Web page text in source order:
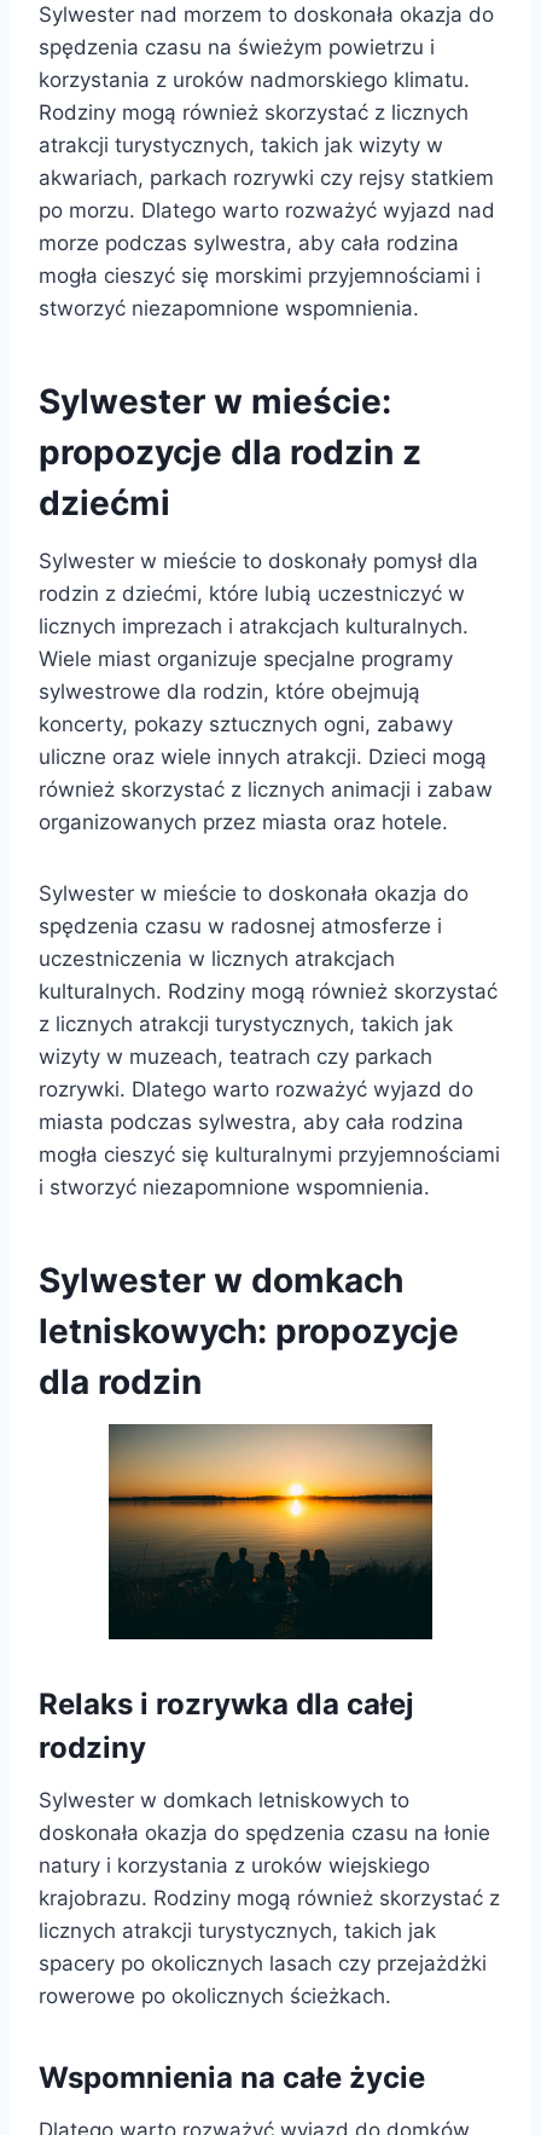
Sylwester nad morzem to doskonała okazja do
spędzenia czasu na świeżym powietrzu i
korzystania z uroków nadmorskiego klimatu.
Rodziny mogą również skorzystać z licznych
atrakcji turystycznych, takich jak wizyty w
akwariach, parkach rozrywki czy rejsy statkiem
po morzu. Dlatego warto rozważyć wyjazd nad
morze podczas sylwestra, aby cała rodzina
mogła cieszyć się morskimi przyjemnościami i
stworzyć niezapomnione wspomnienia.
Sylwester w mieście:
propozycje dla rodzin z
dziećmi
Sylwester w mieście to doskonały pomysł dla
rodzin z dziećmi, które lubią uczestniczyć w
licznych imprezach i atrakcjach kulturalnych.
Wiele miast organizuje specjalne programy
sylwestrowe dla rodzin, które obejmują
koncerty, pokazy sztucznych ogni, zabawy
uliczne oraz wiele innych atrakcji. Dzieci mogą
również skorzystać z licznych animacji i zabaw
organizowanych przez miasta oraz hotele.
Sylwester w mieście to doskonała okazja do
spędzenia czasu w radosnej atmosferze i
uczestniczenia w licznych atrakcjach
kulturalnych. Rodziny mogą również skorzystać
z licznych atrakcji turystycznych, takich jak
wizyty w muzeach, teatrach czy parkach
rozrywki. Dlatego warto rozważyć wyjazd do
miasta podczas sylwestra, aby cała rodzina
mogła cieszyć się kulturalnymi przyjemnościami
i stworzyć niezapomnione wspomnienia.
Sylwester w domkach
letniskowych: propozycje
dla rodzin
Relaks i rozrywka dla całej
rodziny
Sylwester w domkach letniskowych to
doskonała okazja do spędzenia czasu na łonie
natury i korzystania z uroków wiejskiego
krajobrazu. Rodziny mogą również skorzystać z
licznych atrakcji turystycznych, takich jak
spacery po okolicznych lasach czy przejażdżki
rowerowe po okolicznych ścieżkach.
Wspomnienia na całe życie